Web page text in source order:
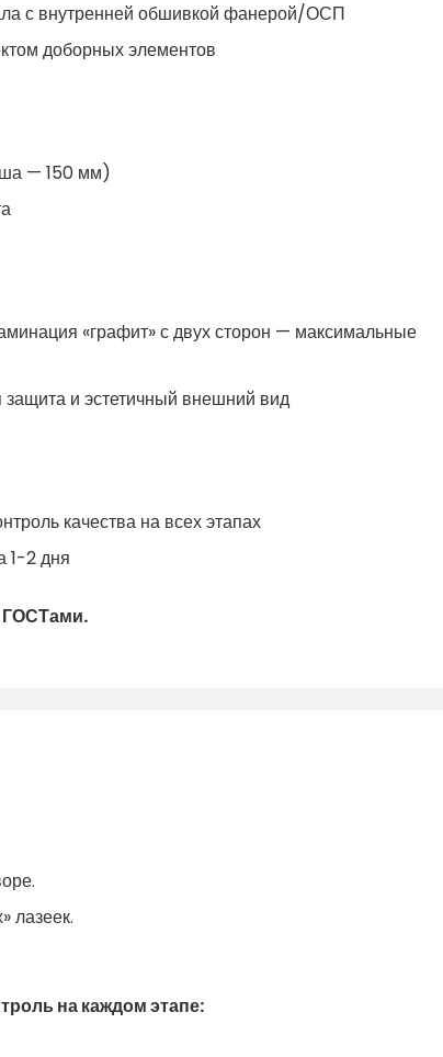
с внутренней обшивкой фанерой/ОСП
доборных элементов
— 150 мм)
«графит» с двух сторон — максимальные
и эстетичный внешний вид
качества на всех этапах
1-2 дня
ГОСТами.
лазеек.
на каждом этапе: